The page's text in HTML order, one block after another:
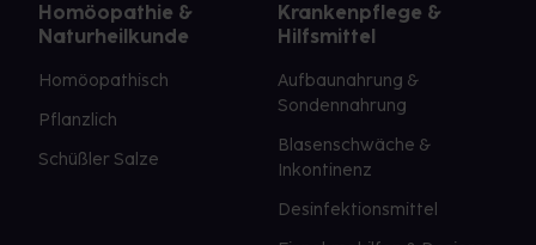
Homöopathie &
Naturheilkunde
Homöopathisch
Pflanzlich
Schüßler Salze
Krankenpflege &
Hilfsmittel
Aufbaunahrung &
Sondennahrung
Blasenschwäche &
Inkontinenz
Desinfektionsmittel